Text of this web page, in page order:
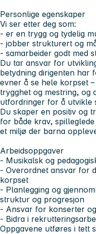
Personlige egenskaper
Vi ser etter deg som:
- er en trygg og tydelig
- jobber strukturert og
- samarbeider godt med
Du tar ansvar for
betydning dirigenten har
evner å se hele korpset
trygghet og mestring, og
utfordringer for å utvikle
Du skaper en positiv og
for både krav,
et miljø der barna
Arbeidsoppgaver
- Musikalsk og
- Overordnet ansvar for
korpset
- Planlegging og
struktur og progresjon
- Ansvar for konserter
- Bidra i
Oppgavene utføres i tett